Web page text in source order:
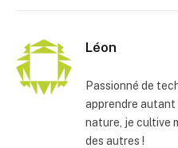
Léon
Passionné de
apprendre autant
nature, je cultive
des autres !